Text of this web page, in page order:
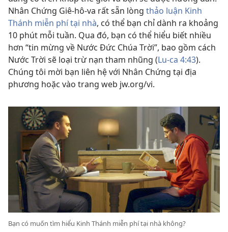
Nhân Chứng Giê-hô-va rất sẵn lòng thảo luận Kinh
Thánh miễn phí tại nhà, có thể bạn chỉ dành ra khoảng
10 phút mỗi tuần. Qua đó, bạn có thể hiểu biết nhiều
hơn “tin mừng về Nước Đức Chúa Trời”, bao gồm cách
Nước Trời sẽ loại trừ nạn tham nhũng (Lu-ca 4:43).
Chúng tôi mời bạn liên hệ với Nhân Chứng tại địa
phương hoặc vào trang web jw.org/vi.
Bạn có muốn tìm hiểu Kinh Thánh miễn phí tại nhà không?